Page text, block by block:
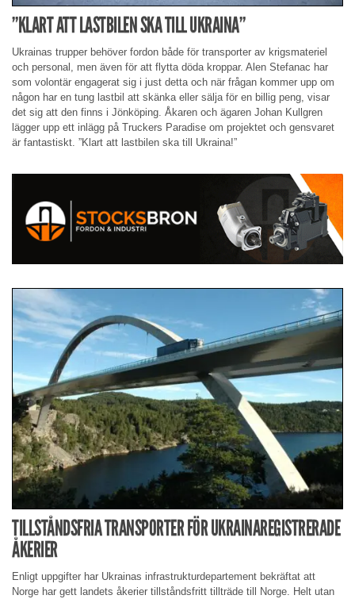
”KLART ATT LASTBILEN SKA TILL UKRAINA”
Ukrainas trupper behöver fordon både för transporter av krigsmateriel
och personal, men även för att flytta döda kroppar. Alen Stefanac har
som volontär engagerat sig i just detta och när frågan kommer upp om
någon har en tung lastbil att skänka eller sälja för en billig peng, visar
det sig att den finns i Jönköping. Åkaren och ägaren Johan Kullgren
lägger upp ett inlägg på Truckers Paradise om projektet och gensvaret
är fantastiskt. ”Klart att lastbilen ska till Ukraina!”
TILLSTÅNDSFRIA TRANSPORTER FÖR UKRAINAREGISTRERADE
ÅKERIER
Enligt uppgifter har Ukrainas infrastrukturdepartement bekräftat att
Norge har gett landets åkerier tillståndsfritt tillträde till Norge. Helt utan